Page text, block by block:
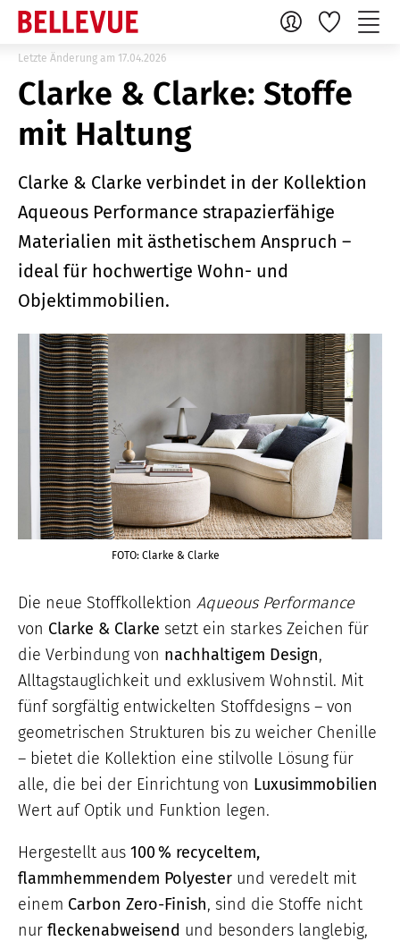
Letzte Änderung am 17.04.2026
Clarke & Clarke: Stoffe
mit Haltung
Clarke & Clarke verbindet in der Kollektion
Aqueous Performance strapazierfähige
Materialien mit ästhetischem Anspruch –
ideal für hochwertige Wohn- und
Objektimmobilien.
FOTO: Clarke & Clarke
Die neue Stoffkollektion Aqueous Performance
von Clarke & Clarke setzt ein starkes Zeichen für
die Verbindung von nachhaltigem Design,
Alltagstauglichkeit und exklusivem Wohnstil. Mit
fünf sorgfältig entwickelten Stoffdesigns – von
geometrischen Strukturen bis zu weicher Chenille
– bietet die Kollektion eine stilvolle Lösung für
alle, die bei der Einrichtung von Luxusimmobilien
Wert auf Optik und Funktion legen.
Hergestellt aus 100 % recyceltem,
flammhemmendem Polyester und veredelt mit
einem Carbon Zero-Finish, sind die Stoffe nicht
nur fleckenabweisend und besonders langlebig,